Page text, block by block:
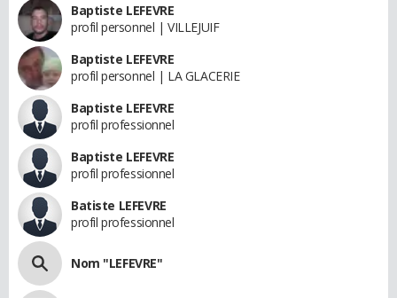
Baptiste LEFEVRE
profil personnel | VILLEJUIF
Baptiste LEFEVRE
profil personnel | LA GLACERIE
Baptiste LEFEVRE
profil professionnel
Baptiste LEFEVRE
profil professionnel
Batiste LEFEVRE
profil professionnel
Nom "LEFEVRE"